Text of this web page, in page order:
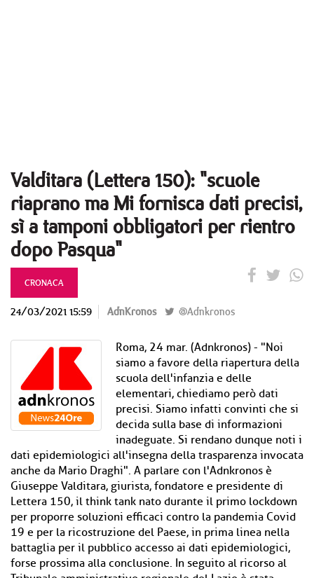
Valditara (Lettera 150): "scuole
riaprano ma Mi fornisca dati precisi,
sì a tamponi obbligatori per rientro
dopo Pasqua"
CRONACA
24/03/2021 15:59 AdnKronos @Adnkronos
Roma, 24 mar. (Adnkronos) - "Noi
siamo a favore della riapertura della
scuola dell'infanzia e delle
elementari, chiediamo però dati
precisi. Siamo infatti convinti che si
decida sulla base di informazioni
inadeguate. Si rendano dunque noti i
dati epidemiologici all'insegna della trasparenza invocata
anche da Mario Draghi". A parlare con l'Adnkronos è
Giuseppe Valditara, giurista, fondatore e presidente di
Lettera 150, il think tank nato durante il primo lockdown
per proporre soluzioni efficaci contro la pandemia Covid
19 e per la ricostruzione del Paese, in prima linea nella
battaglia per il pubblico accesso ai dati epidemiologici,
forse prossima alla conclusione. In seguito al ricorso al